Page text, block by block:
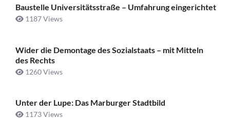
Baustelle Universitätsstraße ­– Umfahrung eingerichtet
1187 Views
Wider die Demontage des Sozialstaats – mit Mitteln
des Rechts
1260 Views
Unter der Lupe: Das Marburger Stadtbild
1173 Views